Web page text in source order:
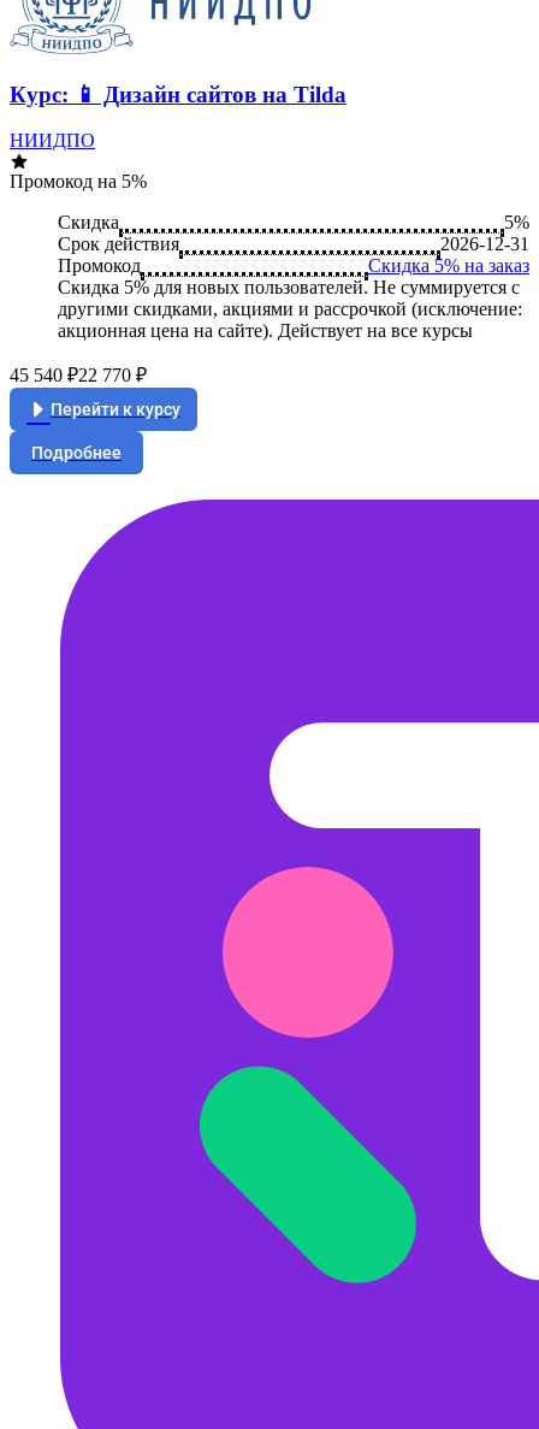
Курс: 📱 Дизайн сайтов на Tilda
НИИДПО
Промокод на 5%
Скидка
5%
Срок действия
2026-12-31
Промокод
Скидка 5% на заказ
Скидка 5% для новых пользователей. Не суммируется c
другими скидками, акциями и рассрочкой (исключение:
акционная цена на сайте). Действует на все курсы
45 540 ₽22 770 ₽
Перейти к курсу
Подробнее